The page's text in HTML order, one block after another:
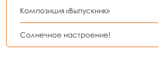
Композиция «Выпускник»
Солнечное настроение!